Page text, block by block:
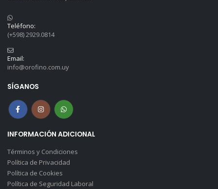
Teléfono:
(+598) 2929.0814
Email:
info@orofino.com.uy
SÍGANOS
INFORMACIÓN ADICIONAL
Términos y Condiciones
Política de Privacidad
Política de Cookies
Política de Seguridad Laboral